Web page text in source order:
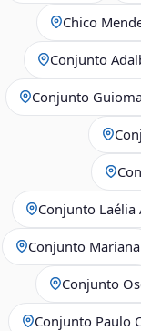
Chico
Conjunto
Conjunto
Conjunto Laélia
Conjunto Mariana
Conjunto
Conjunto Paulo